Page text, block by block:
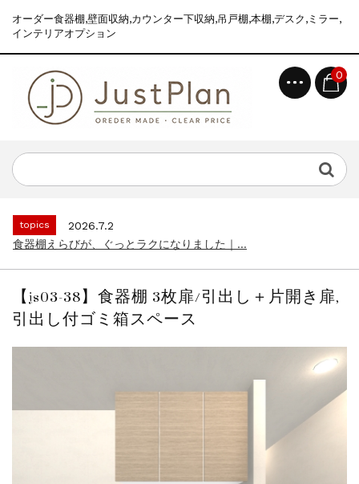
オーダー食器棚,壁面収納,カウンター下収納,吊戸棚,本棚,デスク,ミラー,
インテリアオプション
0
食器棚えらびが、ぐっとラクになりました｜...
news
2026.8.6
topics
2026.7.2
食器棚えらびが、ぐっとラクになりました｜...
topics
2026.7.2
食器棚えらびが、ぐっとラクになりました｜...
【js03-38】食器棚 3枚扉/引出し＋片開き扉,
引出し付ゴミ箱スペース